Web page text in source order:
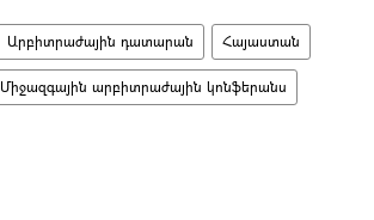
Արբիտրաժային դատարան Հայաստան
Միջազգային արբիտրաժային կոնֆերանս